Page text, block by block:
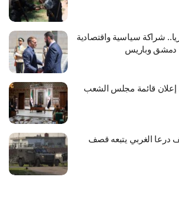
شراكة سياسية واقتصادية
دمشق وباريس
إعلان قائمة مجلس الشعب
درعا الغربي يتبعه قصف